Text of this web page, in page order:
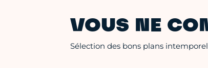
VOUS NE
Sélection des bons plans